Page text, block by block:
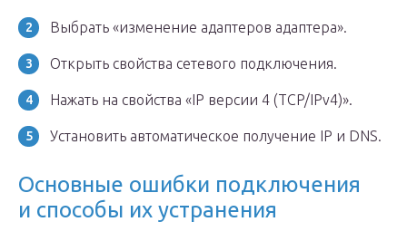
Выбрать «изменение адаптеров адаптера».
Открыть свойства сетевого подключения.
Нажать на свойства «IP версии 4 (TCP/IPv4)».
Установить автоматическое получение IP и DNS.
Основные ошибки подключения
и способы их устранения